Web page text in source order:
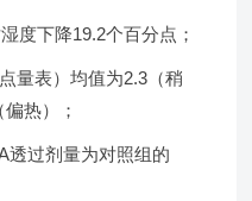
度下降19.2个百分点；
量表）均值为2.3（稍
热）；
透过剂量为对照组的